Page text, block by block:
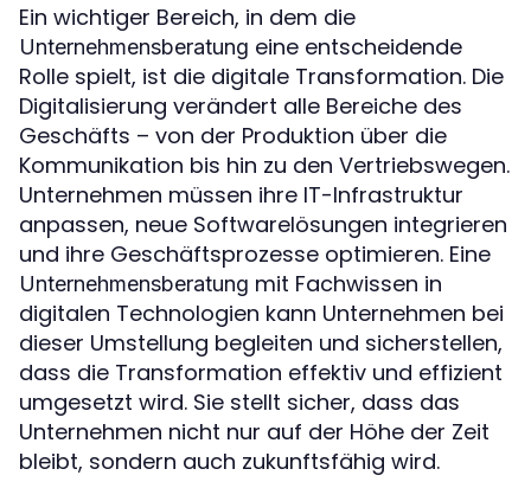
Ein wichtiger Bereich, in dem die
Unternehmensberatung eine entscheidende
Rolle spielt, ist die digitale Transformation. Die
Digitalisierung verändert alle Bereiche des
Geschäfts – von der Produktion über die
Kommunikation bis hin zu den Vertriebswegen.
Unternehmen müssen ihre IT-Infrastruktur
anpassen, neue Softwarelösungen integrieren
und ihre Geschäftsprozesse optimieren. Eine
Unternehmensberatung mit Fachwissen in
digitalen Technologien kann Unternehmen bei
dieser Umstellung begleiten und sicherstellen,
dass die Transformation effektiv und effizient
umgesetzt wird. Sie stellt sicher, dass das
Unternehmen nicht nur auf der Höhe der Zeit
bleibt, sondern auch zukunftsfähig wird.